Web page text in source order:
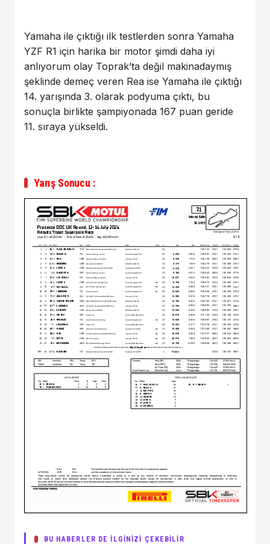
Yamaha ile çıktığı ilk testlerden sonra Yamaha
YZF R1 için harika bir motor şimdi daha iyi
anlıyorum olay Toprak’ta değil makinadaymış
şeklinde demeç veren Rea ise Yamaha ile çıktığı
14. yarışında 3. olarak podyuma çıktı, bu
sonuçla birlikte şampiyonada 167 puan geride
11. sıraya yükseldi.
Yarış Sonucu :
BU HABERLER DE İLGİNİZİ ÇEKEBİLİR